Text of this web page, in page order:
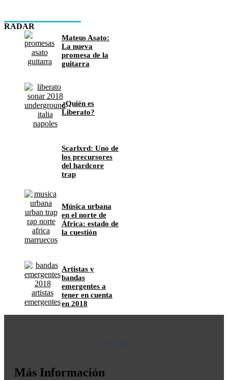
RADAR
Mateus Asato:
La nueva
promesa de la
guitarra
¿Quién es
Liberato?
Scarlxrd: Uno de
los precursores
del hardcore
trap
Música urbana
en el norte de
África: estado de
la cuestión
Artistas y
bandas
emergentes a
tener en cuenta
en 2018
Más Información